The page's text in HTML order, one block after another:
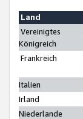
Land
Vereinigtes
Königreich
Frankreich
Italien
Irland
Niederlande